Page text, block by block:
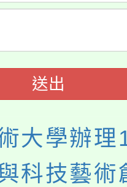
甄選結果(
化大學推廣
通分析基
生輔導中心
名參加。
送出
大學辦
科技藝